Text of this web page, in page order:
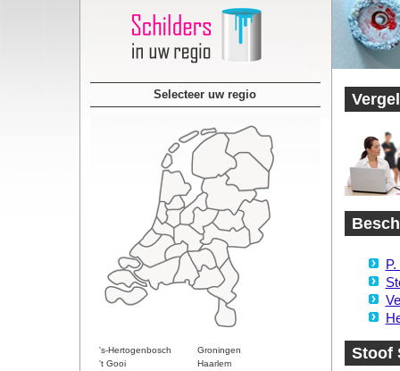
Selecteer uw regio
's-Hertogenbosch
Groningen
't Gooi
Haarlem
Stoof